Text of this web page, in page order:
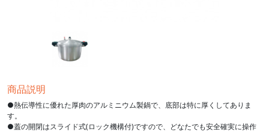
商品説明
●熱伝導性に優れた厚肉のアルミニウム製鍋で、底部は特に厚くしてありま
す。
●蓋の開閉はスライド式(ロック機構付)ですので、どなたでも安全確実に操作